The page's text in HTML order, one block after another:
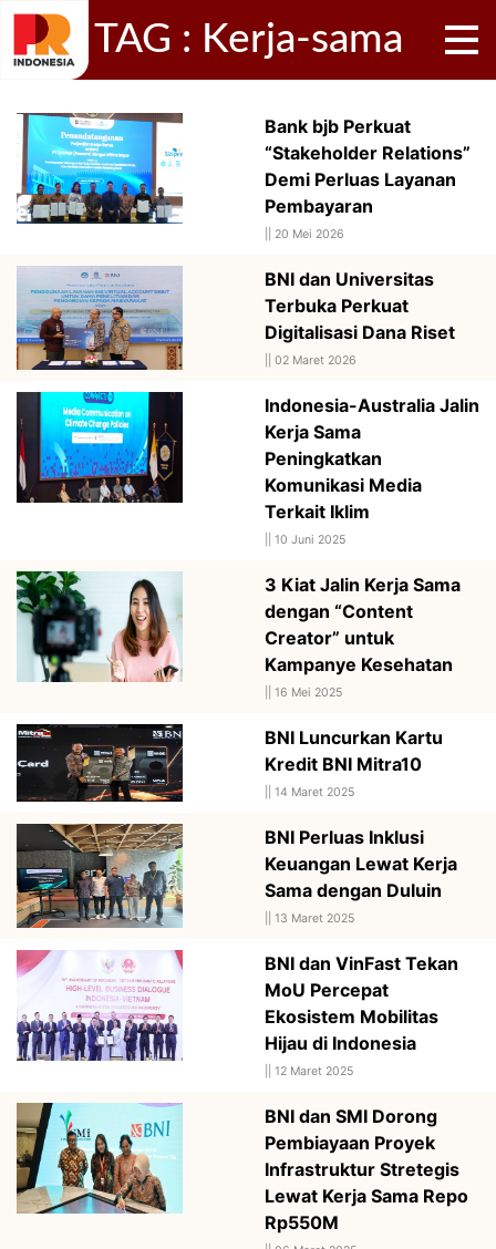
TAG : Kerja-sama
Bank bjb Perkuat
“Stakeholder Relations”
Demi Perluas Layanan
Pembayaran
20 Mei 2026
BNI dan Universitas
Terbuka Perkuat
Digitalisasi Dana Riset
02 Maret 2026
Indonesia-Australia Jalin
Kerja Sama
Peningkatkan
Komunikasi Media
Terkait Iklim
10 Juni 2025
3 Kiat Jalin Kerja Sama
dengan “Content
Creator” untuk
Kampanye Kesehatan
16 Mei 2025
BNI Luncurkan Kartu
Kredit BNI Mitra10
14 Maret 2025
BNI Perluas Inklusi
Keuangan Lewat Kerja
Sama dengan Duluin
13 Maret 2025
BNI dan VinFast Tekan
MoU Percepat
Ekosistem Mobilitas
Hijau di Indonesia
12 Maret 2025
BNI dan SMI Dorong
Pembiayaan Proyek
Infrastruktur Stretegis
Lewat Kerja Sama Repo
Rp550M